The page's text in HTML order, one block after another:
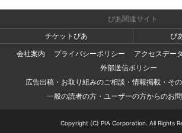
ぴあ関連サイト
チケットぴあ
ぴ
会社案内
プライバシーポリシー
アクセスデー
外部送信ポリシー
広告出稿・お取り組みのご相談・情報掲載・そ
一般の読者の方・ユーザーの方からのお
Copyright (C) PIA Corporation. All Rights